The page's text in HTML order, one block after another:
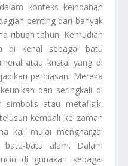
konteks keindahan
penting dari banyak
ribuan tahun. Kemudian
di kenal sebagai batu
atau kristal yang di
perhiasan. Mereka
dan seringkali di
simbolis atau metafisik.
kembali ke zaman
kali mulai menghargai
batu-batu alam. Dalam
di gunakan sebagai